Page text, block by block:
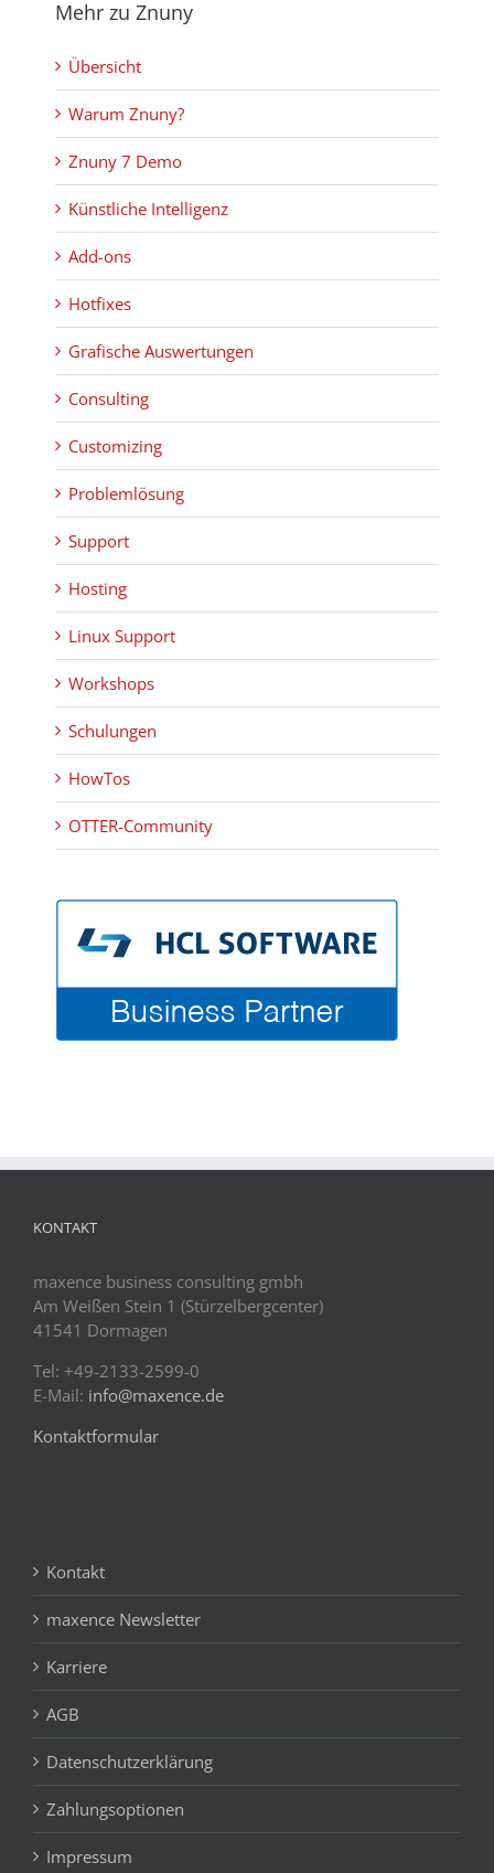
Mehr zu Znuny
Übersicht
Warum Znuny?
Znuny 7 Demo
Künstliche Intelligenz
Add-ons
Hotfixes
Grafische Auswertungen
Consulting
Customizing
Problemlösung
Support
Hosting
Linux Support
Workshops
Schulungen
HowTos
OTTER-Community
KONTAKT
maxence business consulting gmbh
Am Weißen Stein 1 (Stürzelbergcenter)
41541 Dormagen
Tel: +49-2133-2599-0
E-Mail: info@maxence.de
Kontaktformular
Kontakt
maxence Newsletter
Karriere
AGB
Datenschutzerklärung
Zahlungsoptionen
Impressum